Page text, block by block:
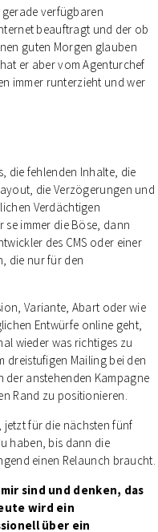
gerade verfügbaren
beauftragt und der ob
guten Morgen glauben
er aber vom Agenturchef
immer runterzieht und wer
die fehlenden Inhalte, die
die Verzögerungen und
Verdächtigen
immer die Böse, dann
des CMS oder einer
die nur für den
Variante, Abart oder wie
Entwürfe online geht,
wieder was richtiges zu
dreistufigen Mailing bei den
der anstehenden Kampagne
Rand zu positionieren.
jetzt für die nächsten fünf
haben, bis dann die
einen Relaunch braucht.
sind und denken, das
wird ein
über ein